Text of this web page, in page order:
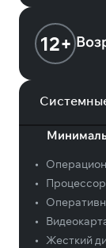
12+
•
•
•
•
•
Жесткий